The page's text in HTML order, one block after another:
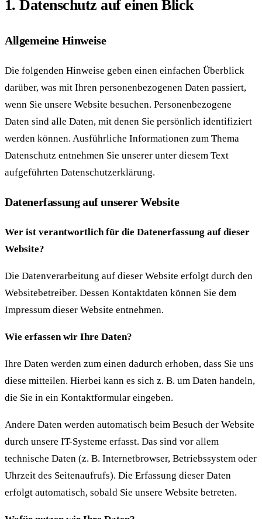
1. Datenschutz auf einen Blick
Allgemeine Hinweise
Die folgenden Hinweise geben einen einfachen Überblick
darüber, was mit Ihren personenbezogenen Daten passiert,
wenn Sie unsere Website besuchen. Personenbezogene
Daten sind alle Daten, mit denen Sie persönlich identifiziert
werden können. Ausführliche Informationen zum Thema
Datenschutz entnehmen Sie unserer unter diesem Text
aufgeführten Datenschutzerklärung.
Datenerfassung auf unserer Website
Wer ist verantwortlich für die Datenerfassung auf dieser
Website?
Die Datenverarbeitung auf dieser Website erfolgt durch den
Websitebetreiber. Dessen Kontaktdaten können Sie dem
Impressum dieser Website entnehmen.
Wie erfassen wir Ihre Daten?
Ihre Daten werden zum einen dadurch erhoben, dass Sie uns
diese mitteilen. Hierbei kann es sich z. B. um Daten handeln,
die Sie in ein Kontaktformular eingeben.
Andere Daten werden automatisch beim Besuch der Website
durch unsere IT-Systeme erfasst. Das sind vor allem
technische Daten (z. B. Internetbrowser, Betriebssystem oder
Uhrzeit des Seitenaufrufs). Die Erfassung dieser Daten
erfolgt automatisch, sobald Sie unsere Website betreten.